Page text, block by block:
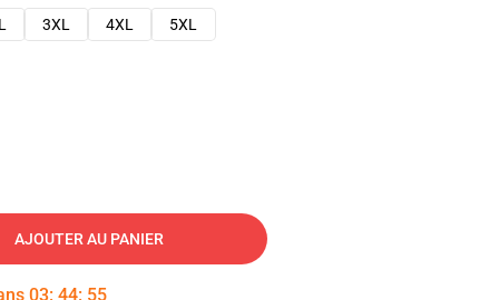
3XL 4XL
5XL
AJOUTER AU PANIER
03: 44: 54